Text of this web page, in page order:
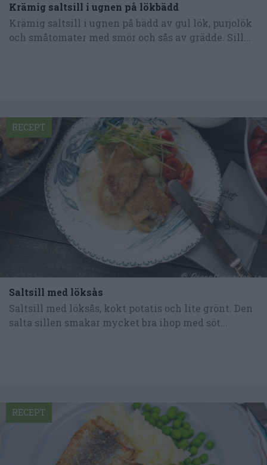
Krämig saltsill i ugnen på lökbädd
Krämig saltsill i ugnen på bädd av gul lök, purjolök
och småtomater med smör och sås av grädde. Sill...
Saltsill med löksås
Saltsill med löksås, kokt potatis och lite grönt. Den
salta sillen smakar mycket bra ihop med söt...
RECEPT
RECEPT